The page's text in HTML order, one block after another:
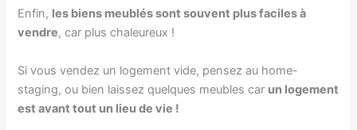
Enfin, les biens meublés sont souvent plus faciles à
vendre, car plus chaleureux !
Si vous vendez un logement vide, pensez au home-
staging, ou bien laissez quelques meubles car un logement
est avant tout un lieu de vie !